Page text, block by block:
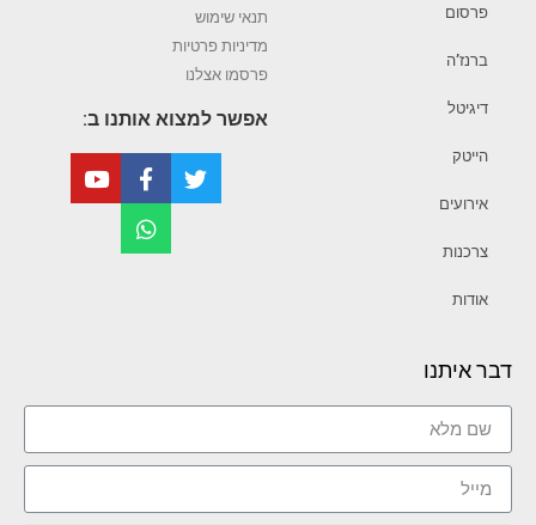
פרסום
ברנז’ה
דיגיטל
הייטק
אירועים
צרכנות
אודות
תנאי שימוש
מדיניות פרטיות
פרסמו אצלנו
אפשר למצוא אותנו ב:
דבר איתנו